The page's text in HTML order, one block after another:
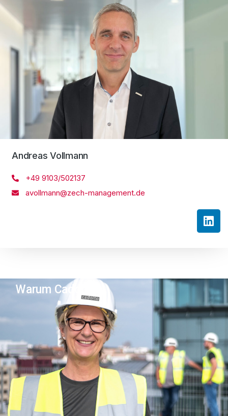
Andreas Vollmann
+49 9103/502137
avollmann@zech-management.de
Warum Cadolto?